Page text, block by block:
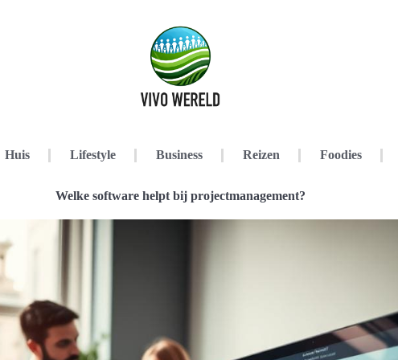
Huis Lifestyle Business Reizen Foodies
Welke software helpt bij projectmanagement?